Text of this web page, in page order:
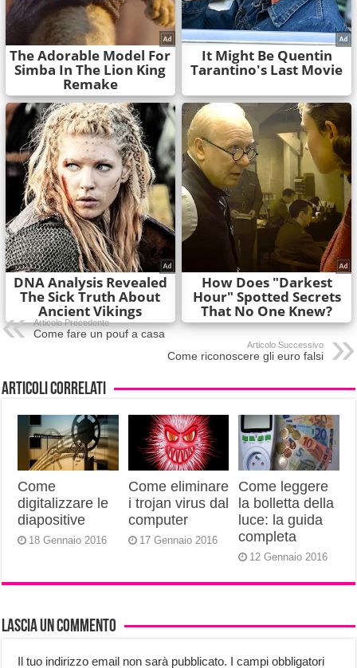
Articolo Precedente
Come fare un pouf a casa
Articolo Successivo
Come riconoscere gli euro falsi
Articoli correlati
Come
digitalizzare le
diapositive
18 Gennaio 2016
Come eliminare
i trojan virus dal
computer
17 Gennaio 2016
Come leggere
la bolletta della
luce: la guida
completa
12 Gennaio 2016
Lascia un commento
Il tuo indirizzo email non sarà pubblicato. I campi obbligatori